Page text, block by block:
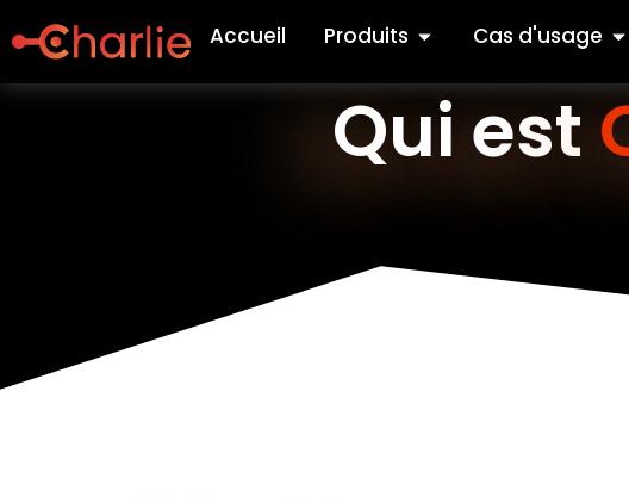
Accueil Produits Cas d'usage
Qui est